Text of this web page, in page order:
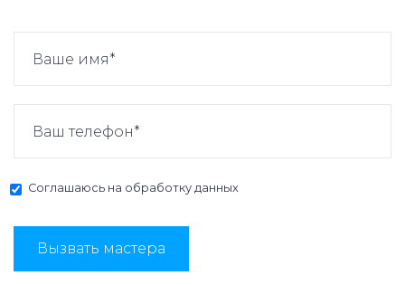
Соглашаюсь на обработку данных
Вызвать мастера